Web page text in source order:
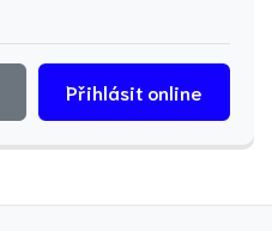
Přihlásit online